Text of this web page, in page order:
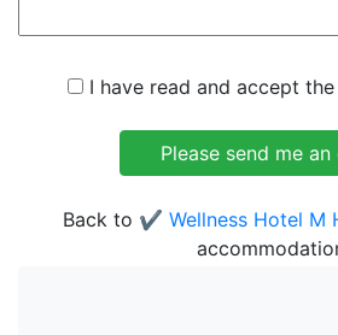
I have read and accept
Back to ✔️ Wellness Hotel M